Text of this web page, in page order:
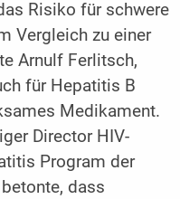
Risiko für schwere
Vergleich zu einer
Arnulf Ferlitsch,
für Hepatitis B
Medikament.
Director HIV-
Program der
dass